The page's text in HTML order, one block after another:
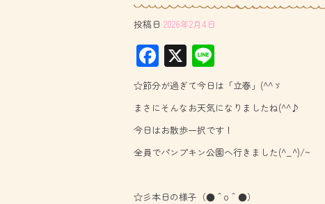
投稿日 2026年2月4日
F
ac
e
b
o
ok
X
ne
☆節分が過ぎて今日は「立春」(^^ゞ
まさにそんなお天気になりましたね(^^♪
今日はお散歩一択です！
全員でパンプキン公園へ行きました(^_^)/~
☆彡本日の様子（●＾o＾●）